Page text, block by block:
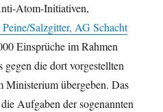
Atom-Initiativen,
Salzgitter, AG Schacht
Einsprüche im Rahmen
gegen die dort vorgestellten
Ministerium übergeben. Das
Aufgaben der sogenannten